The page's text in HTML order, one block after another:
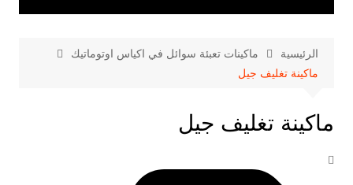
الرئيسية
ماكينات تعبئة سوائل في اكياس اوتوماتيك
ماكينة تغليف جيل
ماكينة تغليف جيل